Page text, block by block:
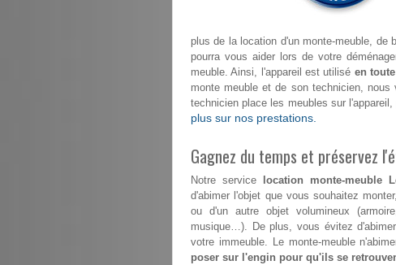
plus de la location d'un monte-meuble, de
pourra vous aider lors de votre
meuble. Ainsi, l'appareil est utilisé en
monte meuble et de son technicien,
technicien place les meubles sur
plus sur nos prestations.
Gagnez du temps et préservez
Notre service location monte-meuble
d'abimer l'objet que vous souhaitez
ou d'un autre objet volumineux
musique…). De plus, vous évitez
votre immeuble. Le monte-meuble
poser sur l'engin pour qu'ils se